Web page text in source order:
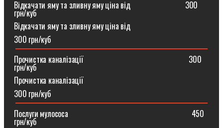
Відкачати яму та зливну яму ціна від ⠀⠀⠀⠀⠀⠀⠀⠀⠀300
грн/куб
Відкачати яму та зливну яму ціна від
300 грн/куб
Прочистка каналізації⠀⠀⠀⠀⠀⠀⠀⠀⠀⠀⠀⠀⠀⠀⠀⠀⠀⠀300
грн/куб
Прочистка каналізації
300 грн/куб
Послуги мулососа⠀⠀⠀⠀⠀⠀⠀⠀⠀⠀⠀⠀⠀⠀⠀⠀⠀⠀⠀⠀⠀450
грн/куб